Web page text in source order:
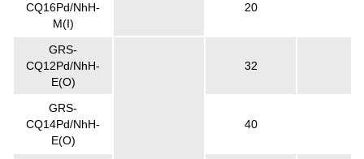
CQ16Pd/NhH-
M(I)
20
GRS-
CQ12Pd/NhH-
E(O)
32
GRS-
CQ14Pd/NhH-
E(O)
40